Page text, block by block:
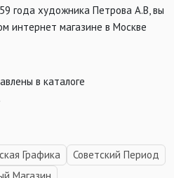
года художника Петрова А.В, вы
интернет магазине в Москве
в каталоге
Графика
Советский Период